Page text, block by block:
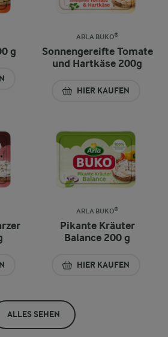
g
ARLA BUKO®
Sonnengereifte Tomate
und Hartkäse 200g
HIER KAUFEN
ARLA BUKO®
Pikante Kräuter
Balance 200 g
HIER KAUFEN
ALLES SEHEN